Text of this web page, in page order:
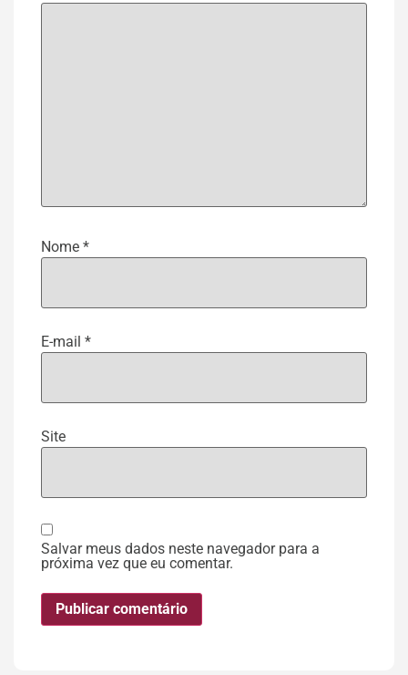
Nome *
E-mail *
Site
Salvar meus dados neste navegador para a
próxima vez que eu comentar.